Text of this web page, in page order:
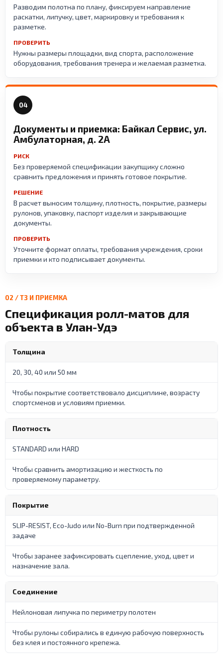
Разводим полотна по плану, фиксируем направление
раскатки, липучку, цвет, маркировку и требования к
разметке.
ПРОВЕРИТЬ
Нужны размеры площадки, вид спорта, расположение
оборудования, требования тренера и желаемая разметка.
04
Документы и приемка: Байкал Сервис, ул.
Амбулаторная, д. 2А
РИСК
Без проверяемой спецификации закупщику сложно
сравнить предложения и принять готовое покрытие.
РЕШЕНИЕ
В расчет выносим толщину, плотность, покрытие, размеры
рулонов, упаковку, паспорт изделия и закрывающие
документы.
ПРОВЕРИТЬ
Уточните формат оплаты, требования учреждения, сроки
приемки и кто подписывает документы.
02 / ТЗ И ПРИЕМКА
Спецификация ролл-матов для
объекта в Улан-Удэ
Толщина
20, 30, 40 или 50 мм
Чтобы покрытие соответствовало дисциплине, возрасту
спортсменов и условиям приемки.
Плотность
STANDARD или HARD
Чтобы сравнить амортизацию и жесткость по
проверяемому параметру.
Покрытие
SLIP-RESIST, Eco-Judo или No-Burn при подтвержденной
задаче
Чтобы заранее зафиксировать сцепление, уход, цвет и
назначение зала.
Соединение
Нейлоновая липучка по периметру полотен
Чтобы рулоны собирались в единую рабочую поверхность
без клея и постоянного крепежа.